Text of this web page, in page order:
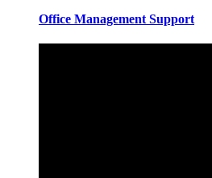
Office Management Support